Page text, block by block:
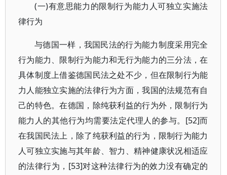
(一)有意思能力的限制行为能力人可独立实施法
律行为
与德国一样，我国民法的行为能力制度采用完全
行为能力、限制行为能力和无行为能力的三分法，在
具体制度上借鉴德国民法之处不少，但在限制行为能
力人能独立实施的法律行为方面，我国的法规范有自
己的特色。在德国，除纯获利益的行为外，限制行为
能力人的其他行为均需要法定代理人的参与。[52]而
在我国民法上，除了纯获利益的行为，限制行为能力
人可独立实施与其年龄、智力、精神健康状况相适应
的法律行为，[53]对这种法律行为的效力没有确定的